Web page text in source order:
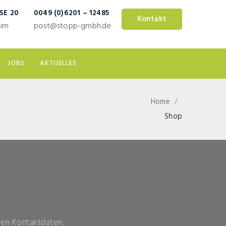
20 0049 (0)6201 – 12485
post@stopp-gmbh.de
Kontakt
JOBS AKTUELLES
Home
Shop
Kontaktdaten.